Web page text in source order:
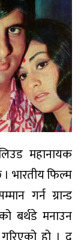
महानायक
भारतीय फिल्म
गर्न ग्रान्ड
बर्थडे मनाउन